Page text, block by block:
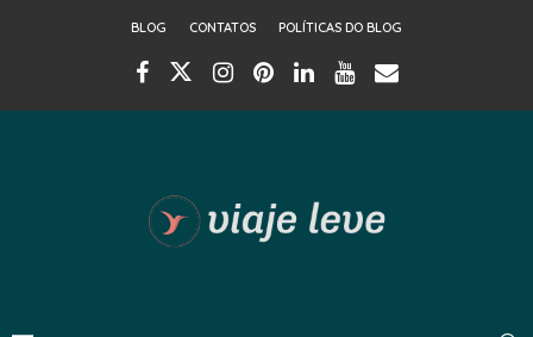
BLOG CONTATOS POLÍTICAS DO BLOG